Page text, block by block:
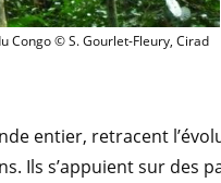
de moins en moins de
Congo © S. Gourlet-Fleury, Cirad
entier, retracent
Ils s’appuient sur des